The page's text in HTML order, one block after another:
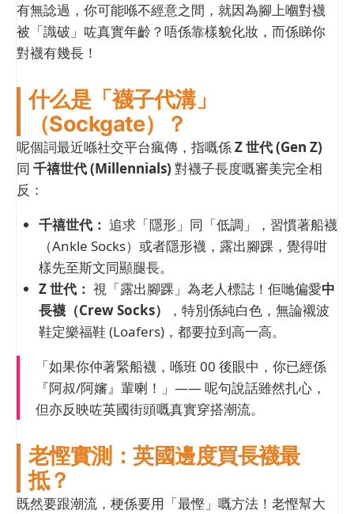
有無諗過，你可能喺不經意之間，就因為腳上嗰對襪
被「識破」咗真實年齡？唔係靠樣貌化妝，而係睇你
對襪有幾長！
什么是「襪子代溝」
（Sockgate）？
呢個詞最近喺社交平台瘋傳，指嘅係Z 世代 (Gen Z)
同 千禧世代 (Millennials) 對襪子長度嘅審美完全相
反：
千禧世代： 追求「隱形」同「低調」，習慣著船襪
（Ankle Socks）或者隱形襪，露出腳踝，覺得咁
樣先至斯文同顯腿長。
Z 世代： 視「露出腳踝」為老人標誌！佢哋偏愛中
長襪（Crew Socks）
，特別係純白色，無論襯波
鞋定樂福鞋 (Loafers)，都要拉到高一高。
「如果你仲著緊船襪，喺班 00 後眼中，你已經係
『阿叔/阿嬸』輩喇！」—— 呢句說話雖然扎心，
但亦反映咗英國街頭嘅真實穿搭潮流。
老慳實測：英國邊度買長襪最
抵？
既然要跟潮流，梗係要用「最慳」嘅方法！老慳幫大